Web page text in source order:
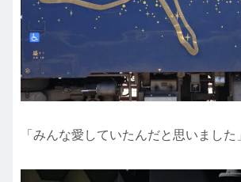
「みんな愛していたんだと思いました